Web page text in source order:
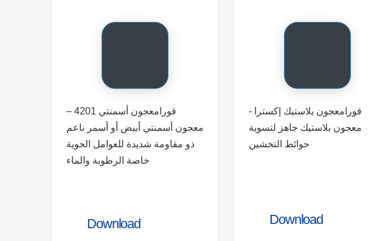
قورامعجون أسمنتي 4201 –
معجون أسمنتي أبيض أو أسمر ناعم
ذو مقاومة شديدة للعوامل الجوية
خاصة الرطوبة والماء
Download
قورامعجون بلاستيك إكسترا -
معجون بلاستيك جاهز لتسوية
حوائط التخشين
Download